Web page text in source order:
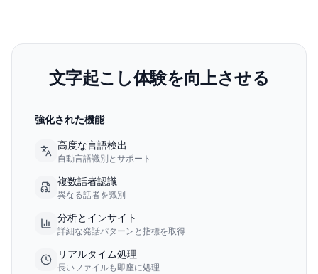
文字起こし体験を向上させる
強化された機能
高度な言語検出
自動言語識別とサポート
複数話者認識
異なる話者を識別
分析とインサイト
詳細な発話パターンと指標を取得
リアルタイム処理
長いファイルも即座に処理